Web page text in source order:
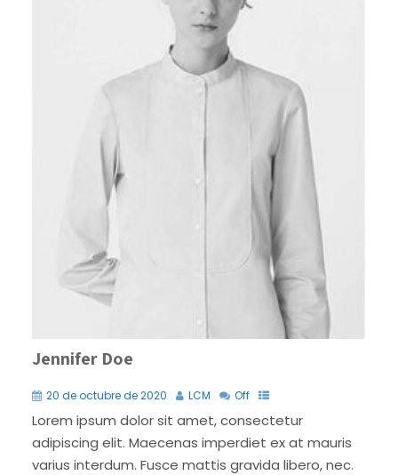
Jennifer Doe
20 de octubre de 2020 LCM Off
Lorem ipsum dolor sit amet, consectetur
adipiscing elit. Maecenas imperdiet ex at mauris
varius interdum. Fusce mattis gravida libero, nec.